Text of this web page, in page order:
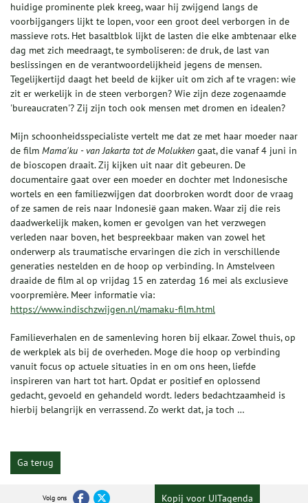
huidige prominente plek kreeg, waar hij zwijgend langs de
voorbijgangers lijkt te lopen, voor een groot deel verborgen in de
massieve rots. Het basaltblok lijkt de lasten die elke ambtenaar elke
dag met zich meedraagt, te symboliseren: de druk, de last van
beslissingen en de verantwoordelijkheid jegens de mensen.
Tegelijkertijd daagt het beeld de kijker uit om zich af te vragen: wie
zit er werkelijk in de steen verborgen? Wie zijn deze zogenaamde
'bureaucraten'? Zij zijn toch ook mensen met dromen en idealen?
Mijn schoonheidsspecialiste vertelt me dat ze met haar moeder naar
de film Mama'ku - van Jakarta tot de Molukken gaat, die vanaf 4 juni in
de bioscopen draait. Zij kijken uit naar dit gebeuren. De
documentaire gaat over een moeder en dochter met Indonesische
wortels en een familiezwijgen dat doorbroken wordt door de vraag
of ze samen de reis naar Indonesië gaan maken. Waar zij die reis
daadwerkelijk maken, komen er gevolgen van het verzwegen
verleden naar boven, het bespreekbaar maken van zowel het
onderwerp als traumatische ervaringen die zich in verschillende
generaties nestelden en de hoop op verbinding. In Amstelveen
draaide de film al op vrijdag 15 en zaterdag 16 mei als exclusieve
voorpremière. Meer informatie via:
https://www.indischzwijgen.nl/mamaku-film.html
Familieverhalen en de samenleving horen bij elkaar. Zowel thuis, op
de werkplek als bij de overheden. Moge die hoop op verbinding
vanuit focus op actuele situaties in en om ons heen, liefde
inspireren van hart tot hart. Opdat er positief en oplossend
gedacht, gevoeld en gehandeld wordt. Ieders bedachtzaamheid is
hierbij belangrijk en verrassend. Zo werkt dat, ja toch …
Ga terug
Volg ons Kopij voor UITagenda